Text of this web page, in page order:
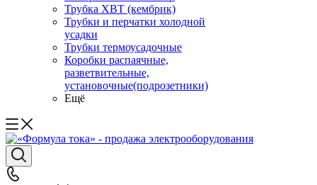
Трубка ХВТ (кембрик)
Трубки и перчатки холодной
усадки
Трубки термоусадочные
Коробки распаячные,
разветвительные,
установочные(подрозетники)
Ещё